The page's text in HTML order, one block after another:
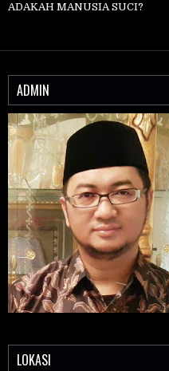
ADAKAH MANUSIA SUCI?
ADMIN
LOKASI